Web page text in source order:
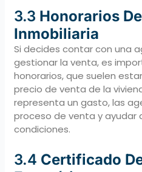
3.3 Honorarios
Inmobiliaria
Si decides contar con una
gestionar la venta, es
honorarios, que suelen
precio de venta de la
representa un gasto, las
proceso de venta y ayudar
condiciones.
3.4 Certificado